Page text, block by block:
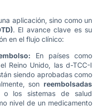
aplicación, sino como un
. El avance clave es su
en el flujo clínico:
En países como
Reino Unido, las d-TCC-I
siendo aprobadas como
son reembolsadas
los sistemas de salud
nivel de un medicamento